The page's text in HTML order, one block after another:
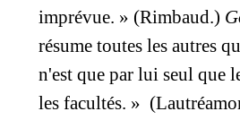
imprévue. » (Rimbaud.)
résume toutes les autres
n'est que par lui seul que
les facultés. »